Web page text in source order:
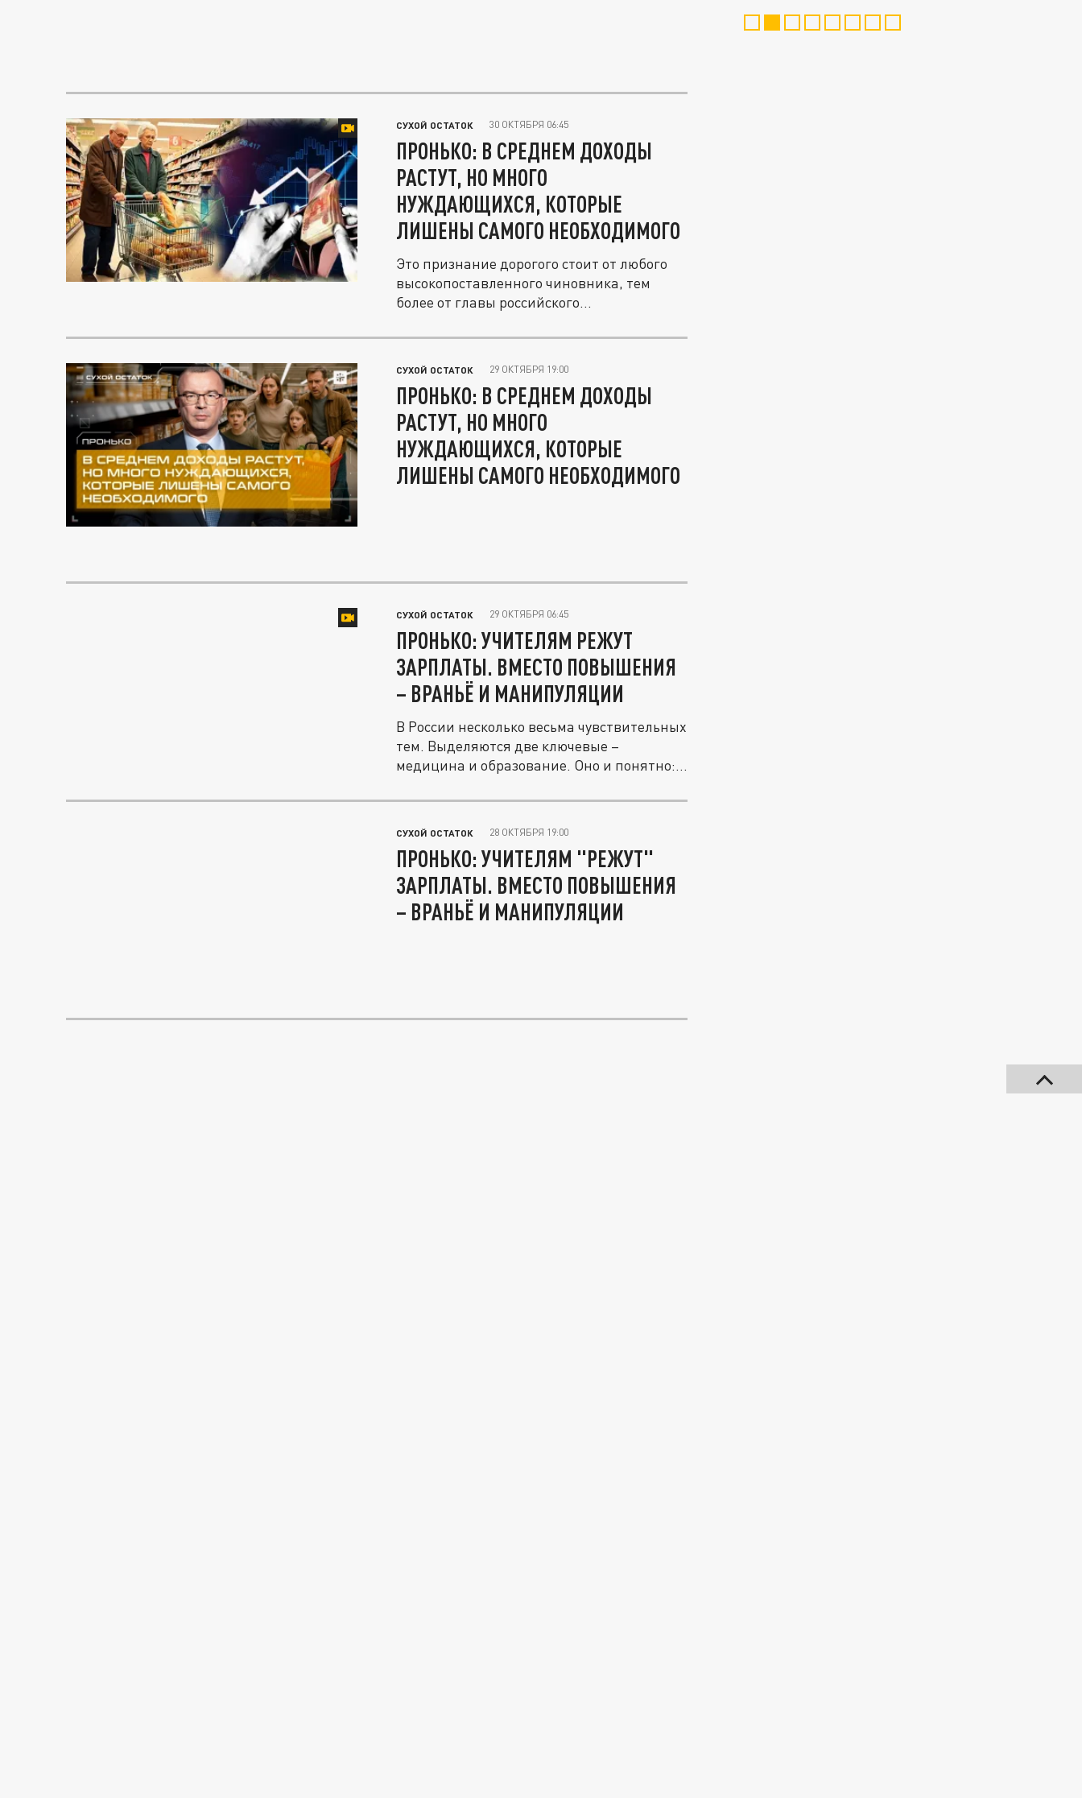
СУХОЙ ОСТАТОК 30 ОКТЯБРЯ 06:45
ПРОНЬКО: В СРЕДНЕМ ДОХОДЫ
РАСТУТ, НО МНОГО
НУЖДАЮЩИХСЯ, КОТОРЫЕ
ЛИШЕНЫ САМОГО НЕОБХОДИМОГО
Это признание дорогого стоит от любого
высокопоставленного чиновника, тем
более от главы российского...
СУХОЙ ОСТАТОК 29 ОКТЯБРЯ 19:00
ПРОНЬКО: В СРЕДНЕМ ДОХОДЫ
РАСТУТ, НО МНОГО
НУЖДАЮЩИХСЯ, КОТОРЫЕ
ЛИШЕНЫ САМОГО НЕОБХОДИМОГО
СУХОЙ ОСТАТОК 29 ОКТЯБРЯ 06:45
ПРОНЬКО: УЧИТЕЛЯМ РЕЖУТ
ЗАРПЛАТЫ. ВМЕСТО ПОВЫШЕНИЯ
– ВРАНЬЁ И МАНИПУЛЯЦИИ
В России несколько весьма чувствительных
тем. Выделяются две ключевые –
медицина и образование. Оно и понятно:...
СУХОЙ ОСТАТОК 28 ОКТЯБРЯ 19:00
ПРОНЬКО: УЧИТЕЛЯМ "РЕЖУТ"
ЗАРПЛАТЫ. ВМЕСТО ПОВЫШЕНИЯ
– ВРАНЬЁ И МАНИПУЛЯЦИИ